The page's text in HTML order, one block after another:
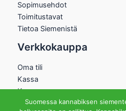
Sopimusehdot
Toimitustavat
Tietoa Siemenistä
Verkkokauppa
Oma tili
Kassa
Kauppa
Ostoskori
Suomessa kannabiksen